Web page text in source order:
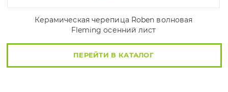
Керамическая черепица Roben волновая
Fleming осенний лист
ПЕРЕЙТИ В КАТАЛОГ